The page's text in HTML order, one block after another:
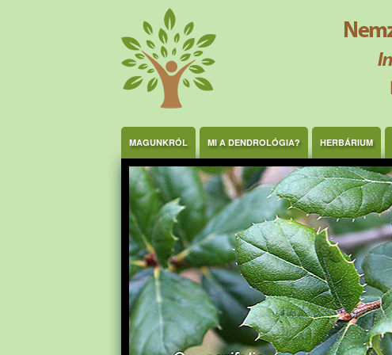
MAGUNKRÓL MI A DENDROLÓGIA? HERBÁRIUM